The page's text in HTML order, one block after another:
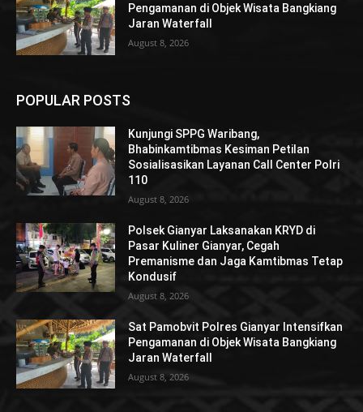
Pengamanan di Objek Wisata Bangkiang
Jaran Waterfall
August 8, 2026
POPULAR POSTS
Kunjungi SPPG Waribang,
Bhabinkamtibmas Kesiman Petilan
Sosialisasikan Layanan Call Center Polri
110
August 8, 2026
Polsek Gianyar Laksanakan KRYD di
Pasar Kuliner Gianyar, Cegah
Premanisme dan Jaga Kamtibmas Tetap
Kondusif
August 8, 2026
Sat Pamobvit Polres Gianyar Intensifkan
Pengamanan di Objek Wisata Bangkiang
Jaran Waterfall
August 8, 2026